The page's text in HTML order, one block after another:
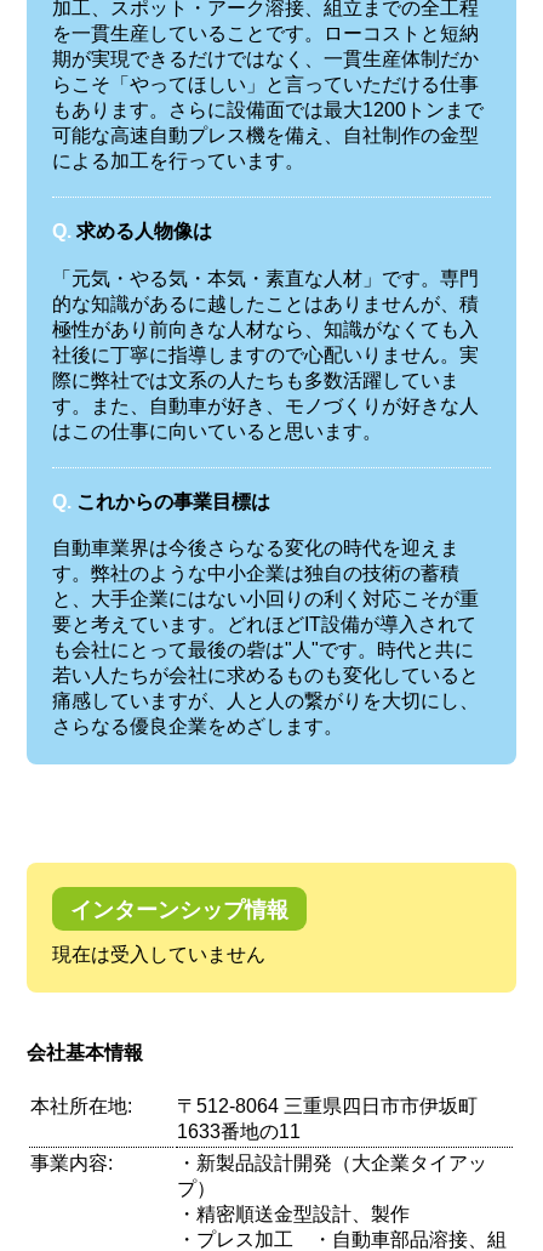
加工、スポット・アーク溶接、組立までの全工程
を一貫生産していることです。ローコストと短納
期が実現できるだけではなく、一貫生産体制だか
らこそ「やってほしい」と言っていただける仕事
もあります。さらに設備面では最大1200トンまで
可能な高速自動プレス機を備え、自社制作の金型
による加工を行っています。
Q. 求める人物像は
「元気・やる気・本気・素直な人材」です。専門
的な知識があるに越したことはありませんが、積
極性があり前向きな人材なら、知識がなくても入
社後に丁寧に指導しますので心配いりません。実
際に弊社では文系の人たちも多数活躍していま
す。また、自動車が好き、モノづくりが好きな人
はこの仕事に向いていると思います。
Q. これからの事業目標は
自動車業界は今後さらなる変化の時代を迎えま
す。弊社のような中小企業は独自の技術の蓄積
と、大手企業にはない小回りの利く対応こそが重
要と考えています。どれほどIT設備が導入されて
も会社にとって最後の砦は"人"です。時代と共に
若い人たちが会社に求めるものも変化していると
痛感していますが、人と人の繋がりを大切にし、
さらなる優良企業をめざします。
インターンシップ情報
現在は受入していません
会社基本情報
本社所在地:
〒512-8064 三重県四日市市伊坂町
1633番地の11
事業内容:
・新製品設計開発（大企業タイアッ
プ）
・精密順送金型設計、製作
・プレス加工 ・自動車部品溶接、組